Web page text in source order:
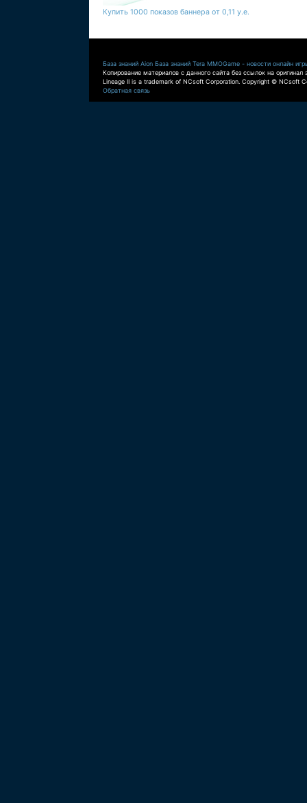
Купить 1000 показов баннера от 0,11 у.е.
База знаний Aion База знаний Tera MMOGame - новости онлайн
Копирование материалов с данного сайта без ссылок на оригинал
Lineage II is a trademark of NCsoft Corporation. Copyright © NCsoft
Обратная связь